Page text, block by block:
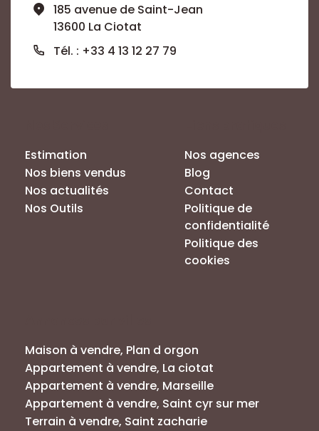
185 avenue de Saint-Jean
13600 La Ciotat
Tél. : +33 4 13 12 27 79
Estimation
Nos biens vendus
Nos actualités
Nos Outils
Nos agences
Blog
Contact
Politique de
confidentialité
Politique des
cookies
Maison à vendre, Plan d orgon
Appartement à vendre, La ciotat
Appartement à vendre, Marseille
Appartement à vendre, Saint cyr sur mer
Terrain à vendre, Saint zacharie